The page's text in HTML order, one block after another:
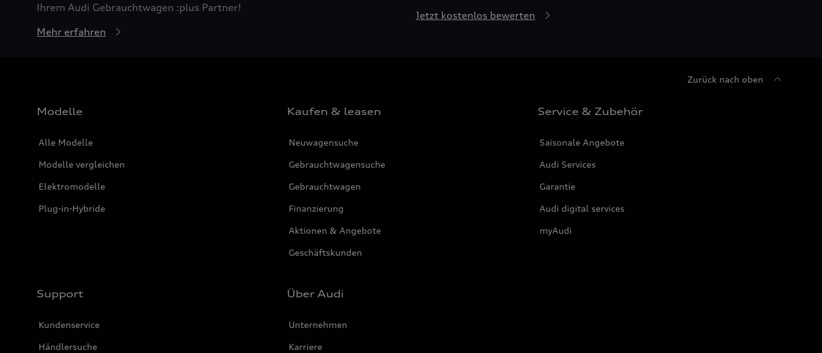
Ihrem Audi Gebrauchtwagen :plus Partner!
Mehr erfahren
Jetzt kostenlos bewerten
Zurück nach oben
Modelle
Alle Modelle
Modelle vergleichen
Elektromodelle
Plug-in-Hybride
Kaufen & leasen
Neuwagensuche
Gebrauchtwagensuche
Gebrauchtwagen
Finanzierung
Aktionen & Angebote
Geschäftskunden
Service & Zubehör
Saisonale Angebote
Audi Services
Garantie
Audi digital services
myAudi
Support
Kundenservice
Händlersuche
Über Audi
Unternehmen
Karriere